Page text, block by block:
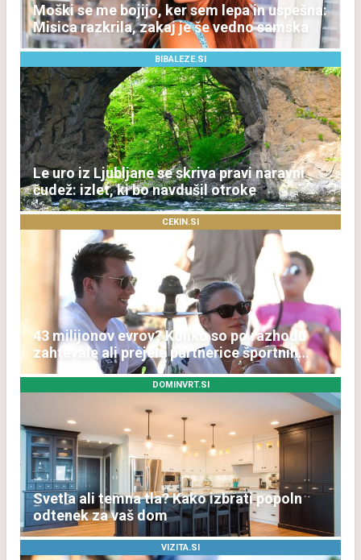
Moški se me bojijo, ker sem lepa in uspešna:
Misica razkrila, zakaj je še vedno samska
BIBALEZE.SI
Le uro iz Ljubljane se skriva pravi naravni
čudež: izlet, ki bo navdušil otroke
CEKIN.SI
43 milijonov evrov? Koliko so po razhodu
zahtevale ali prejele partnerice športnih
zvezdnikov
DOMINVRT.SI
Svetla ali temna tla? Kako izbrati popoln
odtenek za vaš dom
VIZITA.SI